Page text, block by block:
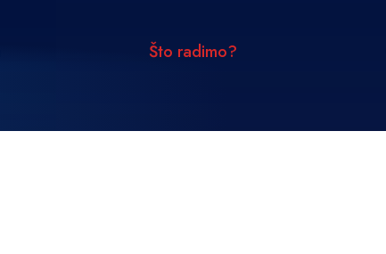
Što radimo?